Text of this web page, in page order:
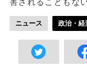
ニュース 政治・経